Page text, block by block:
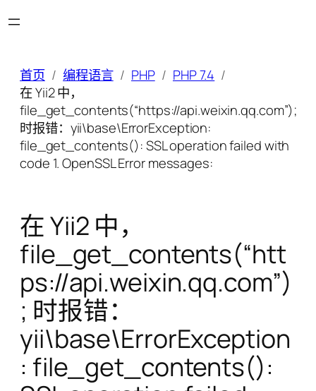
首页 编程语言 PHP
PHP 7.4
在 Yii2 中，
file_get_contents(“https://api.weixin.qq.com”);
时报错：yii\base\ErrorException:
file_get_contents(): SSL operation failed with
code 1. OpenSSL Error messages:
在 Yii2 中，
file_get_contents(“htt
ps://api.weixin.qq.com”)
; 时报错：
yii\base\ErrorException
: file_get_contents():